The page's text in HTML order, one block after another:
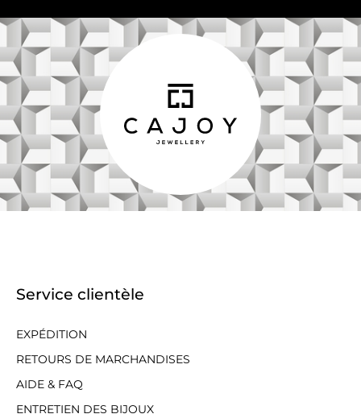
Service clientèle
EXPÉDITION
RETOURS DE MARCHANDISES
AIDE & FAQ
ENTRETIEN DES BIJOUX